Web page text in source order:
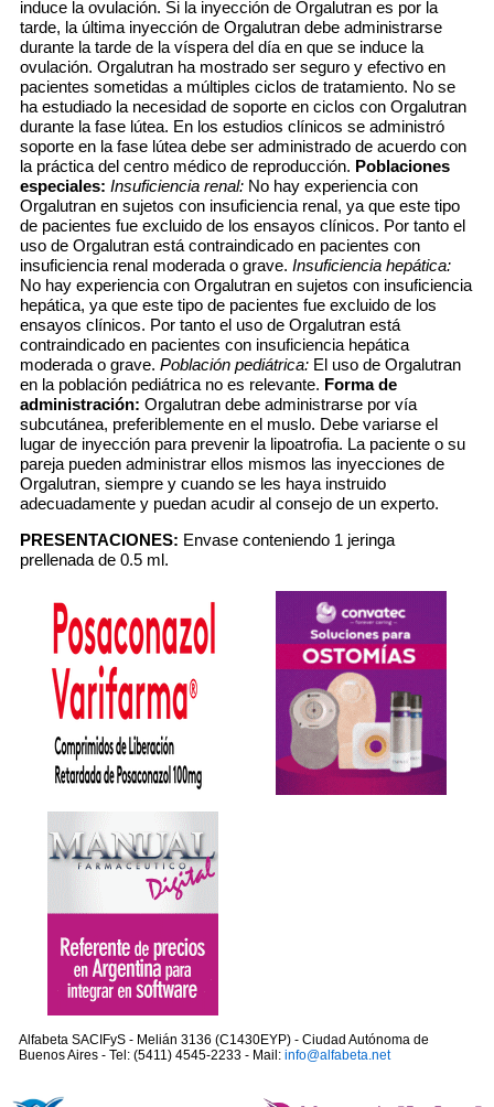
induce la ovulación. Si la inyección de Orgalutran es por la
tarde, la última inyección de Orgalutran debe administrarse
durante la tarde de la víspera del día en que se induce la
ovulación. Orgalutran ha mostrado ser seguro y efectivo en
pacientes sometidas a múltiples ciclos de tratamiento. No se
ha estudiado la necesidad de soporte en ciclos con Orgalutran
durante la fase lútea. En los estudios clínicos se administró
soporte en la fase lútea debe ser administrado de acuerdo con
la práctica del centro médico de reproducción. Poblaciones
especiales: Insuficiencia renal: No hay experiencia con
Orgalutran en sujetos con insuficiencia renal, ya que este tipo
de pacientes fue excluido de los ensayos clínicos. Por tanto el
uso de Orgalutran está contraindicado en pacientes con
insuficiencia renal moderada o grave. Insuficiencia hepática:
No hay experiencia con Orgalutran en sujetos con insuficiencia
hepática, ya que este tipo de pacientes fue excluido de los
ensayos clínicos. Por tanto el uso de Orgalutran está
contraindicado en pacientes con insuficiencia hepática
moderada o grave. Población pediátrica: El uso de Orgalutran
en la población pediátrica no es relevante. Forma de
administración: Orgalutran debe administrarse por vía
subcutánea, preferiblemente en el muslo. Debe variarse el
lugar de inyección para prevenir la lipoatrofia. La paciente o su
pareja pueden administrar ellos mismos las inyecciones de
Orgalutran, siempre y cuando se les haya instruido
adecuadamente y puedan acudir al consejo de un experto.
PRESENTACIONES: Envase conteniendo 1 jeringa
prellenada de 0.5 ml.
Alfabeta SACIFyS - Melián 3136 (C1430EYP) - Ciudad Autónoma de
Buenos Aires - Tel: (5411) 4545-2233 - Mail: info@alfabeta.net